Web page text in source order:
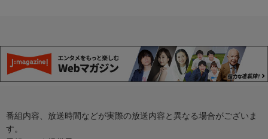
番組内容、放送時間などが実際の放送内容と異なる場合がございま
す。